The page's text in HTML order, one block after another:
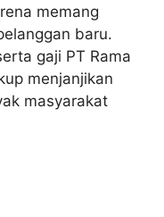
memang
baru.
gaji PT Rama
menjanjikan
masyarakat